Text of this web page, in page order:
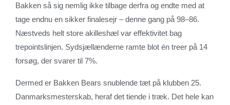
Bakken så sig nemlig ikke tilbage derfra og endte med at
tage endnu en sikker finalesejr – denne gang på 98–86.
Næstveds helt store akilleshæl var effektivitet bag
trepointslinjen. Sydsjællænderne ramte blot én treer på 14
forsøg, der svarer til 7%.
Dermed er Bakken Bears snublende tæt på klubben 25.
Danmarksmesterskab, heraf det tiende i træk. Det hele kan